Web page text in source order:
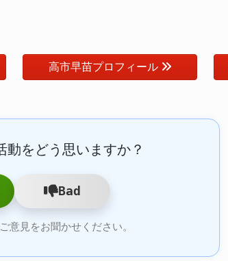
高市早苗プロフィール
動をどう思いますか？
Bad
意見をお聞かせください。